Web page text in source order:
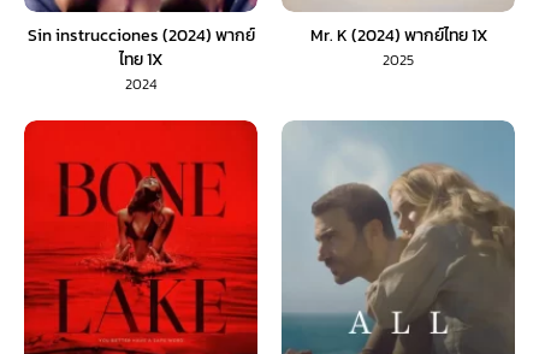
Sin instrucciones (2024) พากย์
ไทย 1X
2024
Mr. K (2024) พากย์ไทย 1X
2025